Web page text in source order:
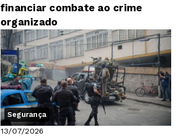
financiar combate ao crime
organizado
Segurança
13/07/2026